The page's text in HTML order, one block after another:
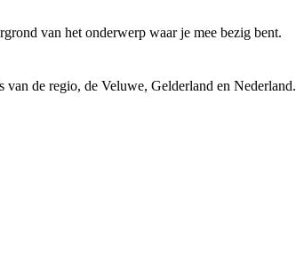
van het onderwerp waar je mee bezig bent.
de regio, de Veluwe, Gelderland en Nederland.